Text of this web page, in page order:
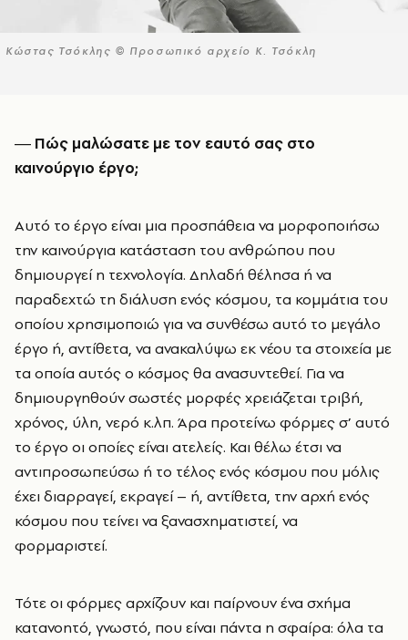
Κώστας Τσόκλης © Προσωπικό αρχείο Κ. Τσόκλη
― Πώς μαλώσατε με τον εαυτό σας στο
καινούργιο έργο;
Αυτό το έργο είναι μια προσπάθεια να μορφοποιήσω
την καινούργια κατάσταση του ανθρώπου που
δημιουργεί η τεχνολογία. Δηλαδή θέλησα ή να
παραδεχτώ τη διάλυση ενός κόσμου, τα κομμάτια του
οποίου χρησιμοποιώ για να συνθέσω αυτό το μεγάλο
έργο ή, αντίθετα, να ανακαλύψω εκ νέου τα στοιχεία με
τα οποία αυτός ο κόσμος θα ανασυντεθεί. Για να
δημιουργηθούν σωστές μορφές χρειάζεται τριβή,
χρόνος, ύλη, νερό κ.λπ. Άρα προτείνω φόρμες σ’ αυτό
το έργο οι οποίες είναι ατελείς. Και θέλω έτσι να
αντιπροσωπεύσω ή το τέλος ενός κόσμου που μόλις
έχει διαρραγεί, εκραγεί – ή, αντίθετα, την αρχή ενός
κόσμου που τείνει να ξανασχηματιστεί, να
φορμαριστεί.
Τότε οι φόρμες αρχίζουν και παίρνουν ένα σχήμα
κατανοητό, γνωστό, που είναι πάντα η σφαίρα: όλα τα